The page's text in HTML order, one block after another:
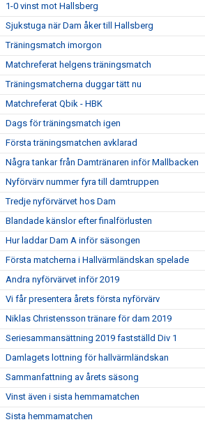
1-0 vinst mot Hallsberg
Sjukstuga när Dam åker till Hallsberg
Träningsmatch imorgon
Matchreferat helgens träningsmatch
Träningsmatcherna duggar tätt nu
Matchreferat Qbik - HBK
Dags för träningsmatch igen
Första träningsmatchen avklarad
Några tankar från Damtränaren inför Mallbacken
Nyförvärv nummer fyra till damtruppen
Tredje nyförvärvet hos Dam
Blandade känslor efter finalförlusten
Hur laddar Dam A inför säsongen
Första matcherna i Hallvärmländskan spelade
Andra nyförvärvet inför 2019
Vi får presentera årets första nyförvärv
Niklas Christensson tränare för dam 2019
Seriesammansättning 2019 fastställd Div 1
Damlagets lottning för hallvärmländskan
Sammanfattning av årets säsong
Vinst även i sista hemmamatchen
Sista hemmamatchen